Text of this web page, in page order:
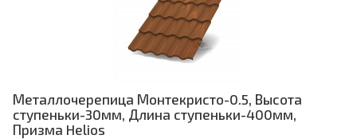
Металлочерепица Монтекристо-0.5, Высота
ступеньки-30мм, Длина ступеньки-400мм,
Призма Helios